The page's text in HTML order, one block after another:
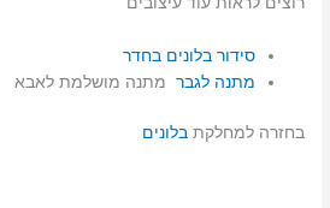
סידור בלונים בחדר
מתנה לגבר מתנה מושלמת לאבא
בחזרה למחלקתבלונים